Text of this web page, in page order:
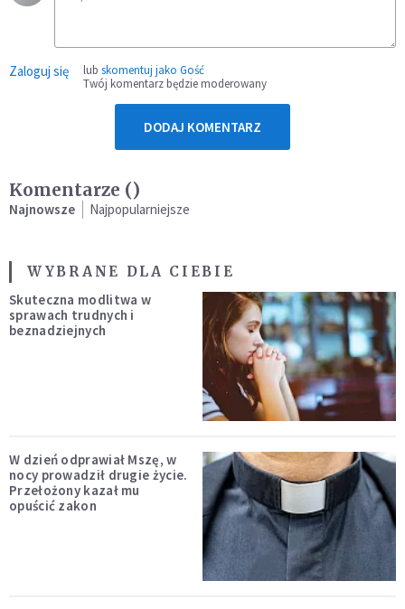
Zaloguj się lub skomentuj jako Gość
Twój komentarz będzie moderowany
DODAJ KOMENTARZ
Komentarze ()
Najnowsze Najpopularniejsze
WYBRANE DLA CIEBIE
Skuteczna modlitwa w
sprawach trudnych i
beznadziejnych
W dzień odprawiał Mszę, w
nocy prowadził drugie życie.
Przełożony kazał mu
opuścić zakon